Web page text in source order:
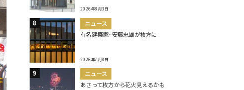
2026年8月3日
ニュース
有名建築家･安藤忠雄が枚方に
2026年7月8日
ニュース
あさって枚方から花火見えるかも